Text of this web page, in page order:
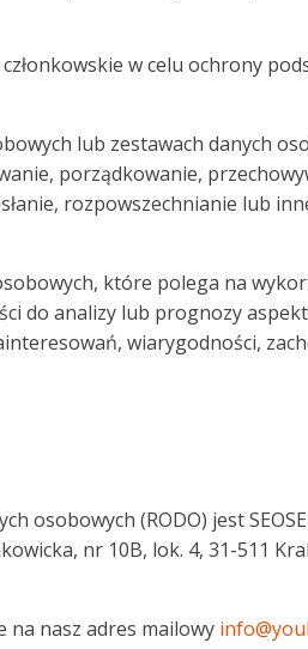
w celu ochrony
lub zestawach danych
porządkowanie,
rozpowszechnianie lub
które polega na
do analizy lub prognozy
wiarygodności,
osobowych (RODO) jest
nr 10B, lok. 4, 31-511
na nasz adres mailowy